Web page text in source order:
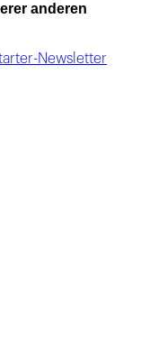
anderen
Newsletter